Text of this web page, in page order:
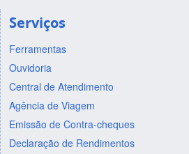
Serviços
Ferramentas
Ouvidoria
Central de Atendimento
Agência de Viagem
Emissão de Contra-cheques
Declaração de Rendimentos